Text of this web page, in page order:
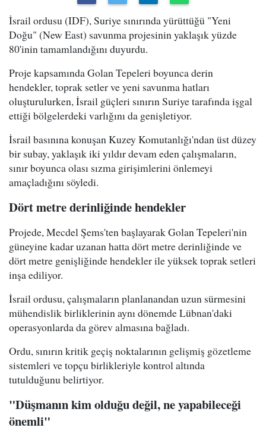
İsrail ordusu (IDF), Suriye sınırında yürüttüğü "Yeni
Doğu" (New East) savunma projesinin yaklaşık yüzde
80'inin tamamlandığını duyurdu.
Proje kapsamında Golan Tepeleri boyunca derin
hendekler, toprak setler ve yeni savunma hatları
oluşturulurken, İsrail güçleri sınırın Suriye tarafında işgal
ettiği bölgelerdeki varlığını da genişletiyor.
İsrail basınına konuşan Kuzey Komutanlığı'ndan üst düzey
bir subay, yaklaşık iki yıldır devam eden çalışmaların,
sınır boyunca olası sızma girişimlerini önlemeyi
amaçladığını söyledi.
Dört metre derinliğinde hendekler
Projede, Mecdel Şems'ten başlayarak Golan Tepeleri'nin
güneyine kadar uzanan hatta dört metre derinliğinde ve
dört metre genişliğinde hendekler ile yüksek toprak setleri
inşa ediliyor.
İsrail ordusu, çalışmaların planlanandan uzun sürmesini
mühendislik birliklerinin aynı dönemde Lübnan'daki
operasyonlarda da görev almasına bağladı.
Ordu, sınırın kritik geçiş noktalarının gelişmiş gözetleme
sistemleri ve topçu birlikleriyle kontrol altında
tutulduğunu belirtiyor.
"Düşmanın kim olduğu değil, ne yapabileceği
önemli"